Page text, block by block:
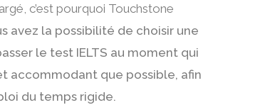
c’est pourquoi Touchstone
avez la possibilité de choisir une
le test IELTS au moment qui
accommodant que possible, afin
du temps rigide.